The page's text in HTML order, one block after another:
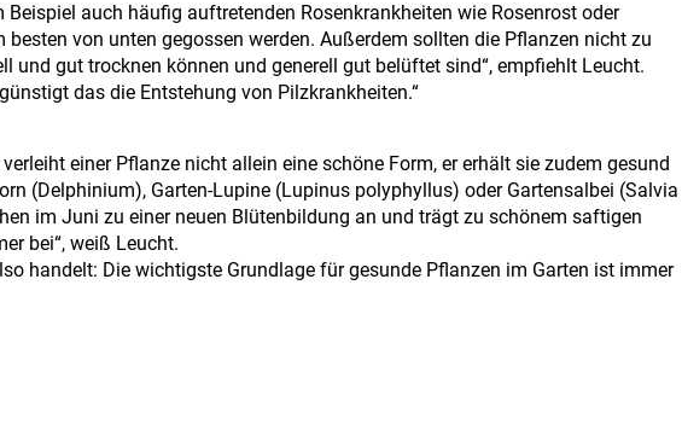
auch häufig auftretenden Rosenkrankheiten wie Rosenrost oder
von unten gegossen werden. Außerdem sollten die Pflanzen nicht zu
und gut trocknen können und generell gut belüftet sind“, empfiehlt Leucht.
das die Entstehung von Pilzkrankheiten.“
einer Pflanze nicht allein eine schöne Form, er erhält sie zudem gesund
(Delphinium), Garten-Lupine (Lupinus polyphyllus) oder Gartensalbei (Salvia
im Juni zu einer neuen Blütenbildung an und trägt zu schönem saftigen
bei“, weiß Leucht.
handelt: Die wichtigste Grundlage für gesunde Pflanzen im Garten ist immer